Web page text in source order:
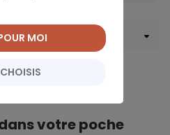
immobilier
votre poche
MOI